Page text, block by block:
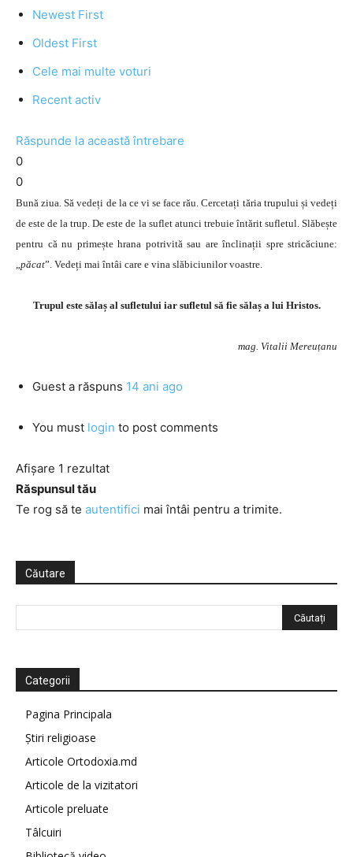
Newest First
Oldest First
Cele mai multe voturi
Recent activ
Răspunde la această întrebare
0
0
Bună ziua. Să vedeți de la ce vi se face rău. Cercetați tăria trupului și vedeți
de este de la trup. De este de la suflet atunci trebuie întărit sufletul. Slăbește
pentru că nu primește hrana potrivită sau are înclinații spre stricăciune:
„păcat”. Vedeți mai întâi care e vina slăbiciunilor voastre.
Trupul este sălaș al sufletului iar sufletul să fie sălaș a lui Hristos.
mag. Vitalii Mereuțanu
Guest a răspuns 14 ani ago
You must login to post comments
Afișare 1 rezultat
Răspunsul tău
Te rog să te autentifici mai întâi pentru a trimite.
Căutare
Categorii
Pagina Principala
Știri religioase
Articole Ortodoxia.md
Articole de la vizitatori
Articole preluate
Tâlcuiri